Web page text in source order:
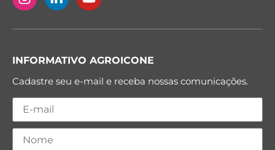
INFORMATIVO AGROICONE
Cadastre seu e-mail e receba nossas comunicações.